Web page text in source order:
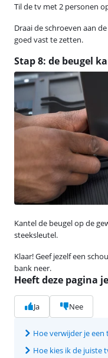
Til de tv met 2 personen
Draai de schroeven aan
goed vast te zetten.
Stap 8: de beugel
Kantel de beugel op de
steeksleutel.
Klaar! Geef jezelf een
bank neer.
Heeft deze pagina
Ja Nee
Hoe verwijder je
Hoe kies ik de juiste